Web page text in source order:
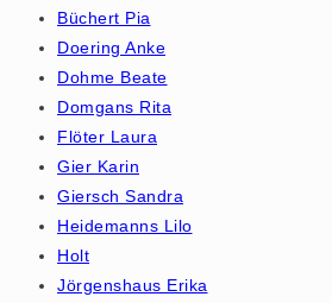
Büchert Pia
Doering Anke
Dohme Beate
Domgans Rita
Flöter Laura
Gier Karin
Giersch Sandra
Heidemanns Lilo
Holt
Jörgenshaus Erika